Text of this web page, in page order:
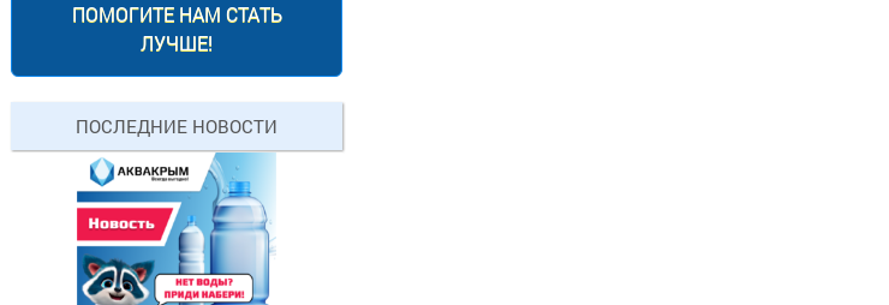
ПОМОГИТЕ НАМ СТАТЬ
ЛУЧШЕ!
ПОСЛЕДНИЕ НОВОСТИ